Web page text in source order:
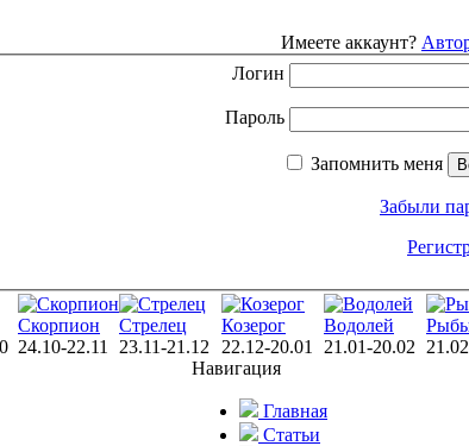
Имеете аккаунт?
Логин
Пароль
Запомнить меня
Забыли
Скорпион
24.10-22.11
Стрелец
23.11-21.12
Козерог
22.12-20.01
Водолей
21.01-20.02
Навигация
Главная
Статьи